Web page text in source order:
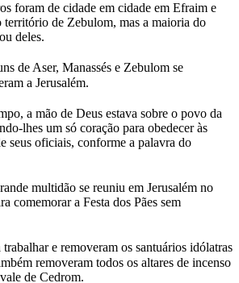
foram de cidade em cidade em Efraim e
território de Zebulom, mas a maioria do
deles.
de Aser, Manassés e Zebulom se
a Jerusalém.
a mão de Deus estava sobre o povo da
lhes um só coração para obedecer às
seus oficiais, conforme a palavra do
multidão se reuniu em Jerusalém no
comemorar a Festa dos Pães sem
trabalhar e removeram os santuários idólatras
removeram todos os altares de incenso
de Cedrom.